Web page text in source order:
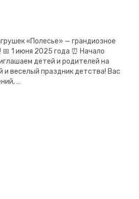
«Полесье» — грандиозное
1 июня 2025 года ⏰ Начало
детей и родителей на
и веселый праздник детства! Вас
…